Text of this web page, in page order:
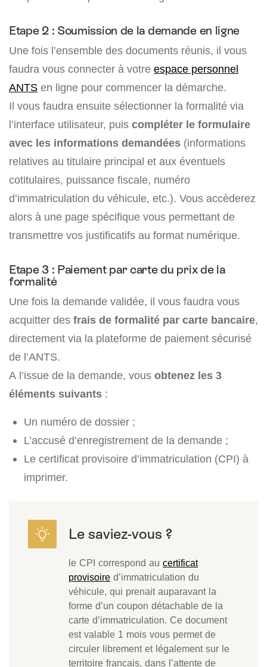
Etape 2 : Soumission de la demande en ligne
Une fois l’ensemble des documents réunis, il vous
faudra vous connecter à votre espace personnel
ANTS en ligne pour commencer la démarche.
Il vous faudra ensuite sélectionner la formalité via
l’interface utilisateur, puis compléter le formulaire
avec les informations demandées (informations
relatives au titulaire principal et aux éventuels
cotitulaires, puissance fiscale, numéro
d’immatriculation du véhicule, etc.). Vous accèderez
alors à une page spécifique vous permettant de
transmettre vos justificatifs au format numérique.
Etape 3 : Paiement par carte du prix de la
formalité
Une fois la demande validée, il vous faudra vous
acquitter des frais de formalité par carte bancaire,
directement via la plateforme de paiement sécurisé
de l’ANTS.
A l’issue de la demande, vous obtenez les 3
éléments suivants :
Un numéro de dossier ;
L’accusé d’enregistrement de la demande ;
Le certificat provisoire d’immatriculation (CPI) à
imprimer.
le CPI correspond au certificat
provisoire d’immatriculation du
véhicule, qui prenait auparavant la
forme d’un coupon détachable de la
carte d’immatriculation. Ce document
est valable 1 mois vous permet de
circuler librement et légalement sur le
territoire français, dans l’attente de